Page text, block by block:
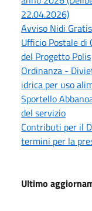
22.04.2026)
Avviso Nidi
Ufficio Postale di
del Progetto Polis
Ordinanza -
idrica per uso
Sportello
del servizio
Contributi per il
termini per la
Ultimo